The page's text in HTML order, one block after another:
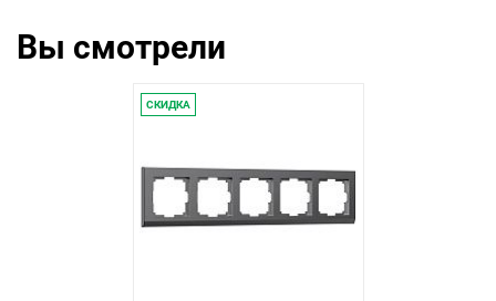
Вы смотрели
СКИДКА